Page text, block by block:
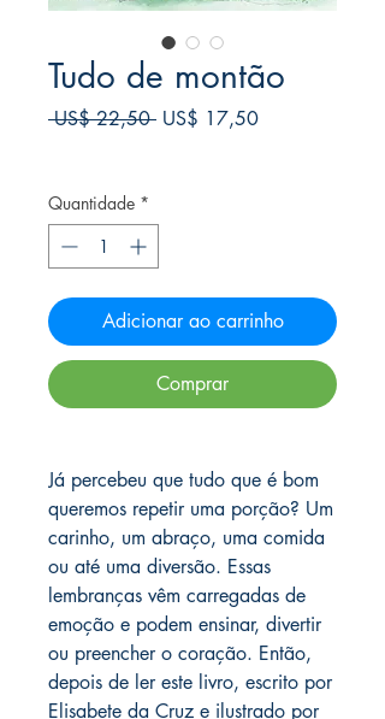
Tudo de montão
US$ 22,50 Preço
US$ 17,50Preço
Quantidade *
Adicionar ao carrinho
Comprar
Já percebeu que tudo que é bom
queremos repetir uma porção? Um
carinho, um abraço, uma comida
ou até uma diversão. Essas
lembranças vêm carregadas de
emoção e podem ensinar, divertir
ou preencher o coração. Então,
depois de ler este livro, escrito por
Elisabete da Cruz e ilustrado por